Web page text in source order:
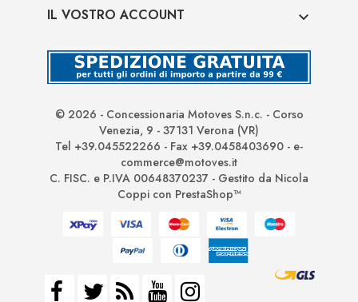
IL VOSTRO ACCOUNT 
© 2026 - Concessionaria Motoves S.n.c. - Corso
Venezia, 9 - 37131 Verona (VR)
Tel +39.045522266 - Fax +39.0458403690 - e-
commerce@motoves.it
C. FISC. e P.IVA 00648370237 - Gestito da Nicola
Coppi con PrestaShop™